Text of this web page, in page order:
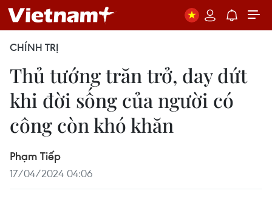
CHÍNH TRỊ
Thủ tướng trăn trở, day dứt
khi đời sống của người có
công còn khó khăn
Phạm Tiếp
17/04/2024 04:06